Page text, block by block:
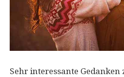
Sehr interessante Gedanken